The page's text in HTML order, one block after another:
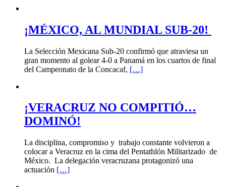
¡MÉXICO, AL MUNDIAL SUB-20!
La Selección Mexicana Sub-20 confirmó que atraviesa un
gran momento al golear 4-0 a Panamá en los cuartos de final
del Campeonato de la Concacaf, […]
¡VERACRUZ NO COMPITIÓ…
DOMINÓ!
La disciplina, compromiso y trabajo constante volvieron a
colocar a Veracruz en la cima del Pentathlón Militarizado de
México. La delegación veracruzana protagonizó una
actuación […]